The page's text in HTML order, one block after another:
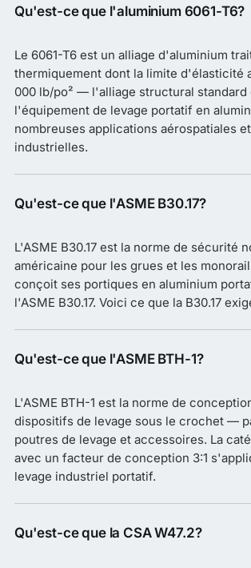
Qu'est-ce que l'aluminium 6061-T6?
Le 6061-T6 est un alliage d'aluminium
thermiquement dont la limite d'élasticité
000 lb/po² — l'alliage structural standard
l'équipement de levage portatif en
nombreuses applications aérospatiales et
industrielles.
Qu'est-ce que l'ASME B30.17?
L'ASME B30.17 est la norme de sécurité
américaine pour les grues et les
conçoit ses portiques en aluminium
l'ASME B30.17. Voici ce que la B30.17
Qu'est-ce que l'ASME BTH-1?
L'ASME BTH-1 est la norme de
dispositifs de levage sous le crochet —
poutres de levage et accessoires. La
avec un facteur de conception 3:1
levage industriel portatif.
Qu'est-ce que la CSA W47.2?